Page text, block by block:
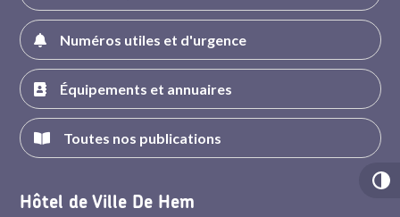
Numéros utiles et d'urgence
Équipements et annuaires
Toutes nos publications
Hôtel de Ville De Hem